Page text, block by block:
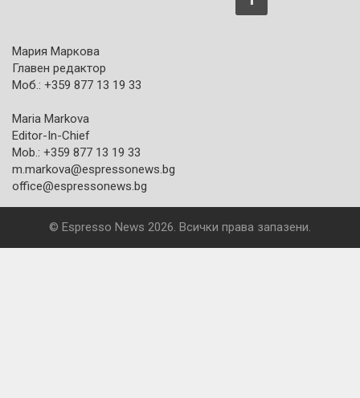
Мария Маркова
Главен редактор
Моб.: +359 877 13 19 33
Maria Markova
Editor-In-Chief
Mob.: +359 877 13 19 33
m.markova@espressonews.bg
office@espressonews.bg
© Espresso News 2026. Всички права запазени.